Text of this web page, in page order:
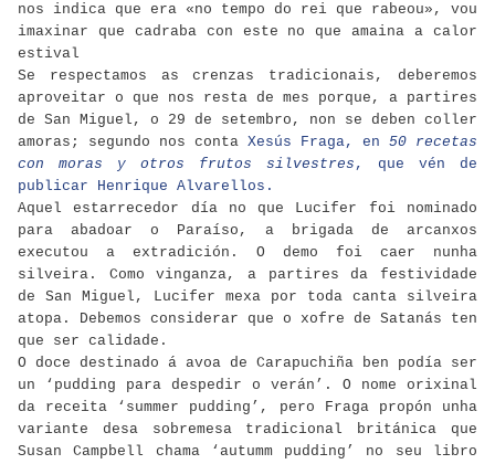
nos indica que era «no tempo do rei que rabeou», vou
imaxinar que cadraba con este no que amaina a calor
estival
Se respectamos as crenzas tradicionais, deberemos
aproveitar o que nos resta de mes porque, a partires
de San Miguel, o 29 de setembro, non se deben coller
amoras; segundo nos conta Xesús Fraga, en 50 recetas
con moras y otros frutos silvestres , que vén de
publicar Henrique Alvarellos.
Aquel estarrecedor día no que Lucifer foi nominado
para abadoar o Paraíso, a brigada de arcanxos
executou a extradición. O demo foi caer nunha
silveira. Como vinganza, a partires da festividade
de San Miguel, Lucifer mexa por toda canta silveira
atopa. Debemos considerar que o xofre de Satanás ten
que ser calidade.
O doce destinado á avoa de Carapuchiña ben podía ser
un ‘pudding para despedir o verán’. O nome orixinal
da receita ‘summer pudding’, pero Fraga propón unha
variante desa sobremesa tradicional británica que
Susan Campbell chama ‘autumm pudding’ no seu libro